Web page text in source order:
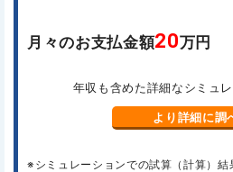
月々のお支払金額20万円
年収も含めた詳細なシミュ
より詳細に調
※シミュレーションでの試算（計算）結